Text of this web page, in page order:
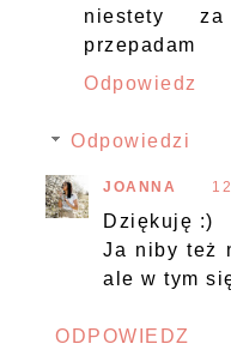
niestety
przepadam
Odpowiedz
Odpowiedzi
JOANNA
Dziękuję :)
Ja niby też
ale w tym
ODPOWIEDZ